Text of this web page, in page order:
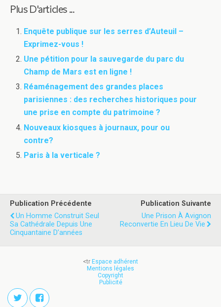
Plus D'articles ...
Enquête publique sur les serres d’Auteuil –
Exprimez-vous !
Une pétition pour la sauvegarde du parc du
Champ de Mars est en ligne !
Réaménagement des grandes places
parisiennes : des recherches historiques pour
une prise en compte du patrimoine ?
Nouveaux kiosques à journaux, pour ou
contre?
Paris à la verticale ?
Publication Précédente
Un Homme Construit Seul
Sa Cathédrale Depuis Une
Cinquantaine D’années
Publication Suivante
Une Prison À Avignon
Reconvertie En Lieu De Vie
<tr Espace adhérent
Mentions légales
Copyright
Publicité